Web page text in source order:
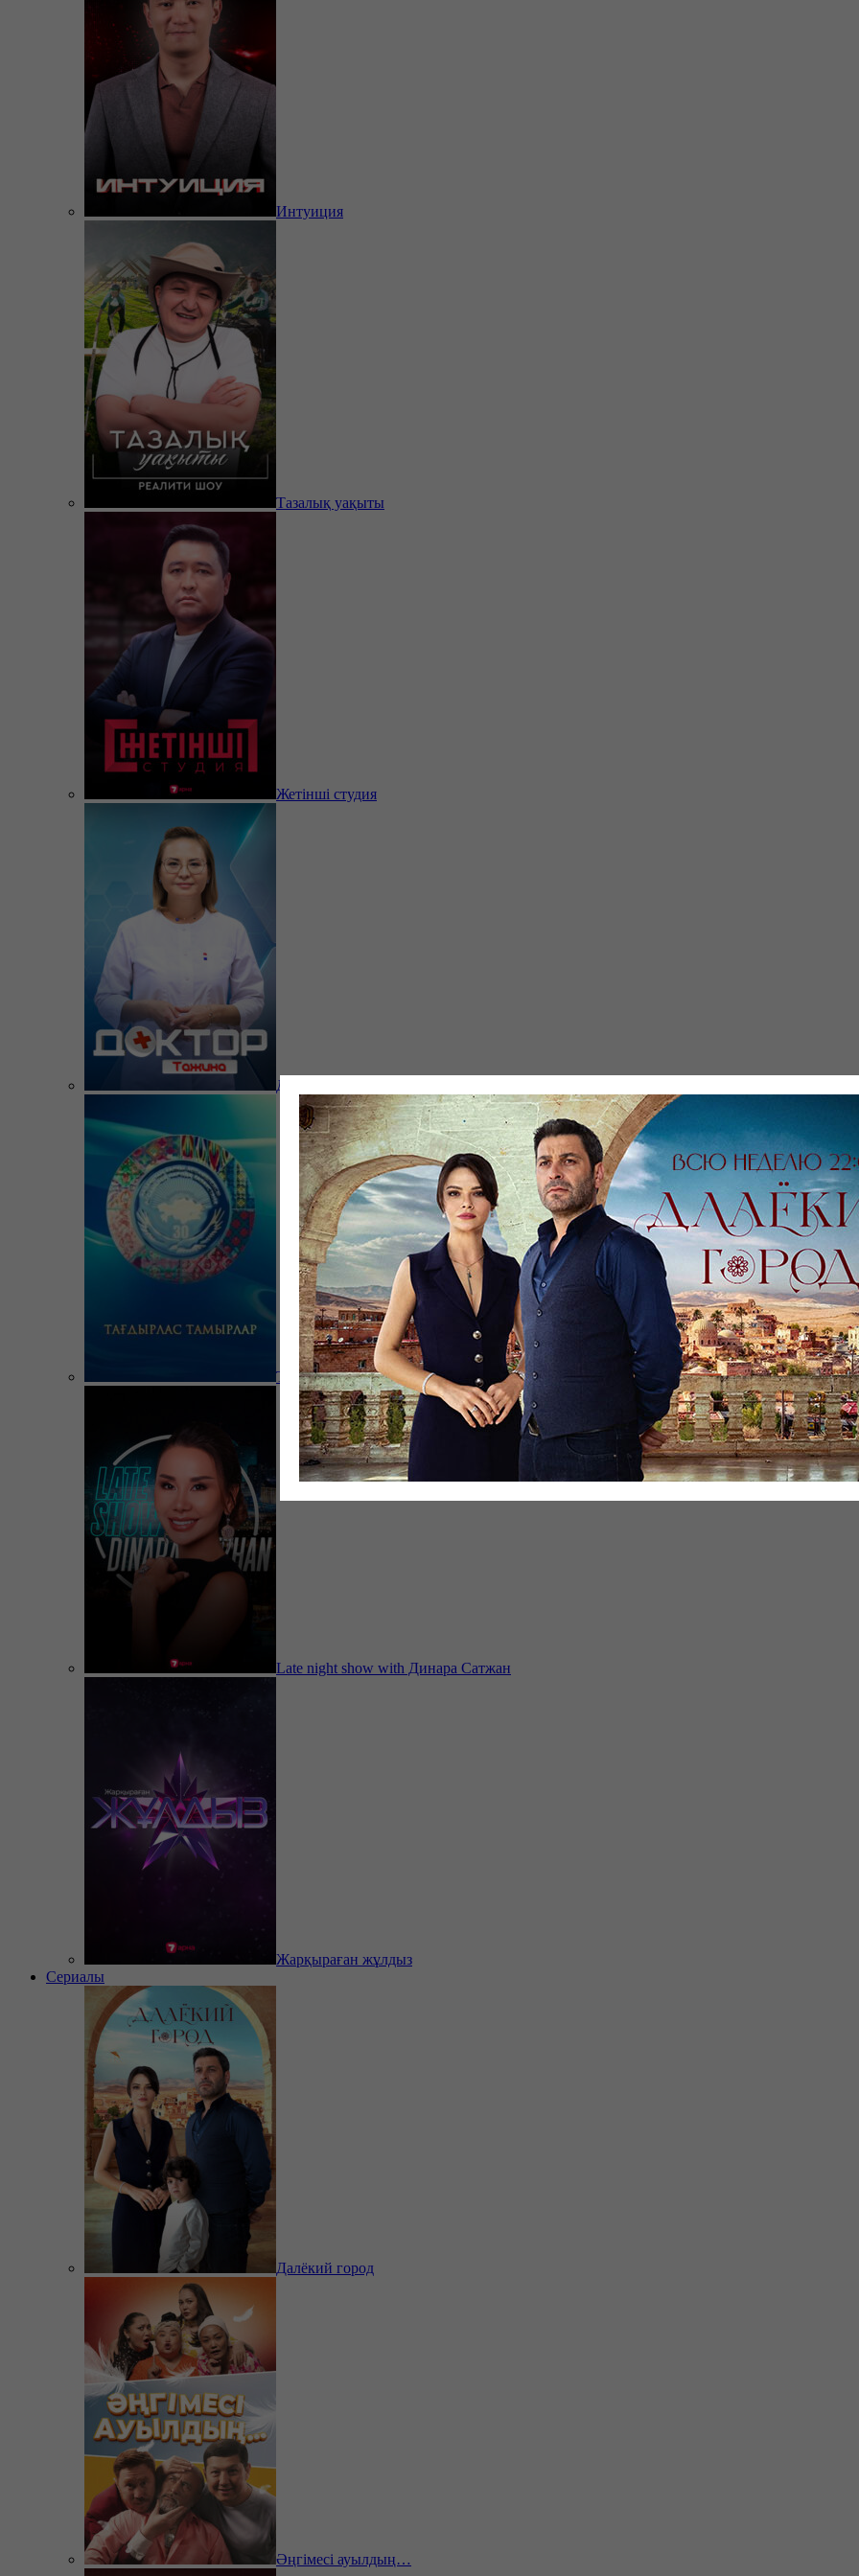
Интуиция
Тазалық уақыты
Жетінші студия
Доктор Тажина
Тағдырлас тамырлар
Late night show with Динара Сатжан
Жарқыраған жұлдыз
Сериалы
Далёкий город
Әңгімесі ауылдың…